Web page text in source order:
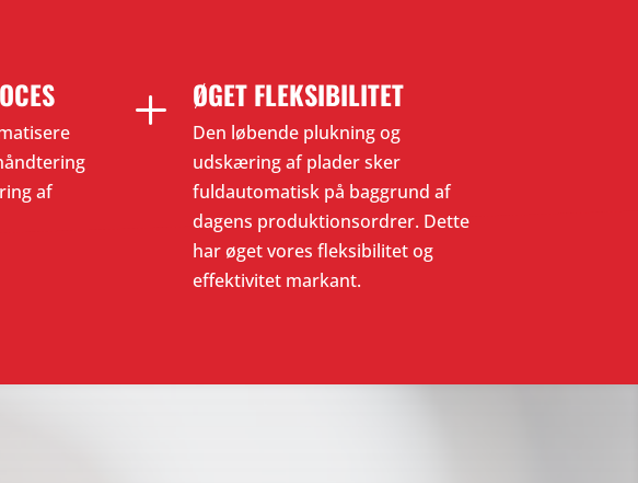
af
L ØGET FLEKSIBILITET
Den løbende plukning og
udskæring af plader sker
fuldautomatisk på baggrund af
dagens produktionsordrer. Dette
har øget vores fleksibilitet og
effektivitet markant.